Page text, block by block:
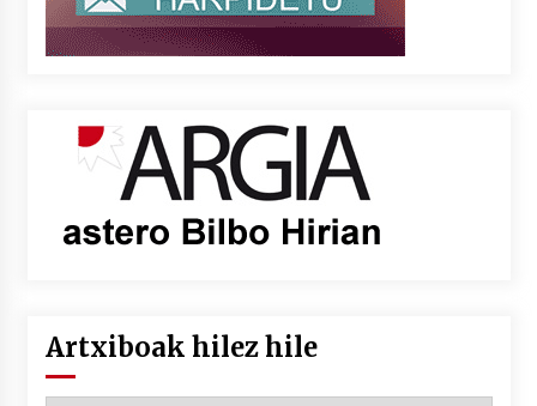
Artxiboak hilez hile